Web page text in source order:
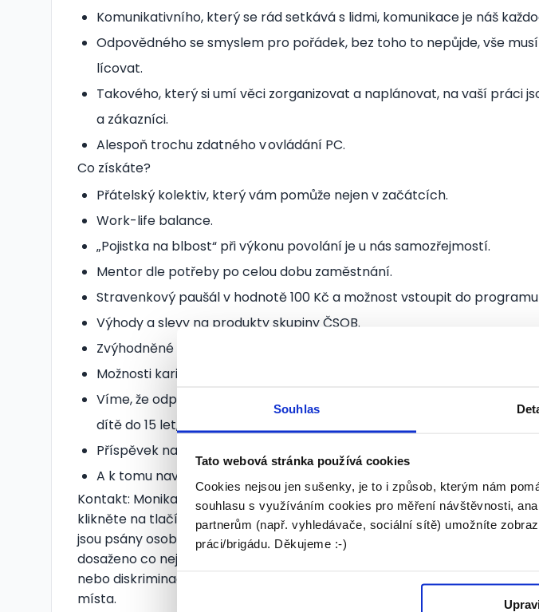
Souhlas
Tato webová stránka používá cookies
Cookies nejsou jen sušenky, je to i způsob, kterým nám
souhlasu s využíváním cookies pro měření návštěvnosti,
partnerům (např. vyhledávače, sociální sítě) umožníte
práci/brigádu. Děkujeme :-)
Komunikativního, který se rád setkává s lidmi, komunikace je náš
Odpovědného se smyslem pro pořádek, bez toho to nepůjde, vše
lícovat.
Takového, který si umí věci zorganizovat a naplánovat, na vaší práci
a zákazníci.
Alespoň trochu zdatného v ovládání PC.
Co získáte?
Přátelský kolektiv, který vám pomůže nejen v začátcích.
Work-life balance.
„Pojistka na blbost“ při výkonu povolání je u nás samozřejmostí.
Mentor dle potřeby po celou dobu zaměstnání.
Stravenkový paušál v hodnotě 100 Kč a možnost vstoupit do
Výhody a slevy na produkty skupiny ČSOB.
Zvýhodněné mobilní tarify pro vás a vaše blízké od společnosti T-
Možnosti kariérního růstu.
Víme, že odpočinek je důležitý, proto u nás máme týden dovolené
dítě do 15 let, tak ještě 2 dny k tomu.
Příspěvek na penzijní připojištění, nebo životní pojištění.
A k tomu navíc příspěvek na rekreaci, nebo dětské tábory.
Kontakt: Monika Kovářová Tel: +420 734 877 359 Zaujala Vás naše
klikněte na tlačítko "Odpovědět" a vyplňte náš dotazník. Ozveme se
jsou psány osoby v mužském rodě. Tento postup byl zvolen výhradně
dosaženo co nejvyšší plynulosti textu. V žádném případě nevyjadřuje
nebo diskriminační přístup České pošty, s.p. k uchazečům a
místa.